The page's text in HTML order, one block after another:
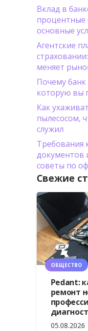
Вклад в
процентные
основные
Агентские
меняет
Почему банк
которую вы
Как
пылесосом,
служил
Требования
документов
советы по
Свежие
ОБЩЕСТВО
Pedant:
ремонт
05.08.2026